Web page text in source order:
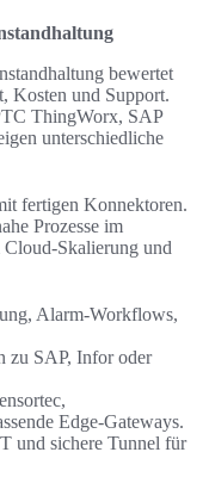
bewertet
Kosten und Support.
ThingWorx, SAP
unterschiedliche
fertigen Konnektoren.
Prozesse im
Cloud-Skalierung und
Alarm-Workflows,
zu SAP, Infor oder
Edge-Gateways.
und sichere Tunnel für